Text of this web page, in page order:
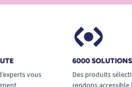
vous
6000
Des produits
rendons